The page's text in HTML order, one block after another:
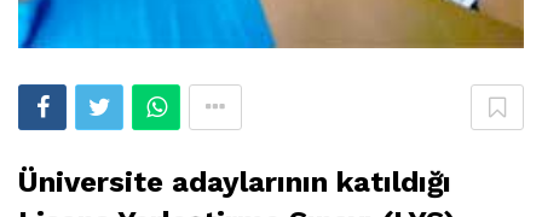
Üniversite adaylarının katıldığı